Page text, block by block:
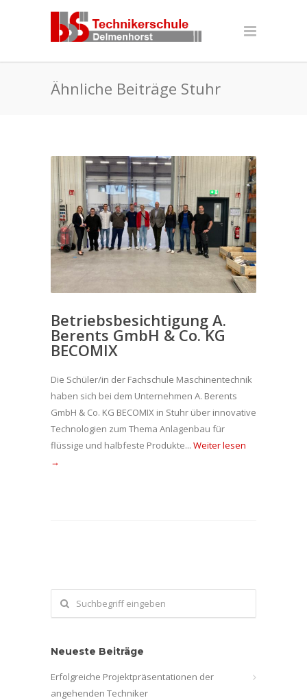
Ähnliche Beiträge Stuhr
Betriebsbesichtigung A.
Berents GmbH & Co. KG
BECOMIX
Die Schüler/in der Fachschule Maschinentechnik
haben sich bei dem Unternehmen A. Berents
GmbH & Co. KG BECOMIX in Stuhr über innovative
Technologien zum Thema Anlagenbau für
flüssige und halbfeste Produkte... Weiter lesen
→
Neueste Beiträge
Erfolgreiche Projektpräsentationen der
angehenden Techniker